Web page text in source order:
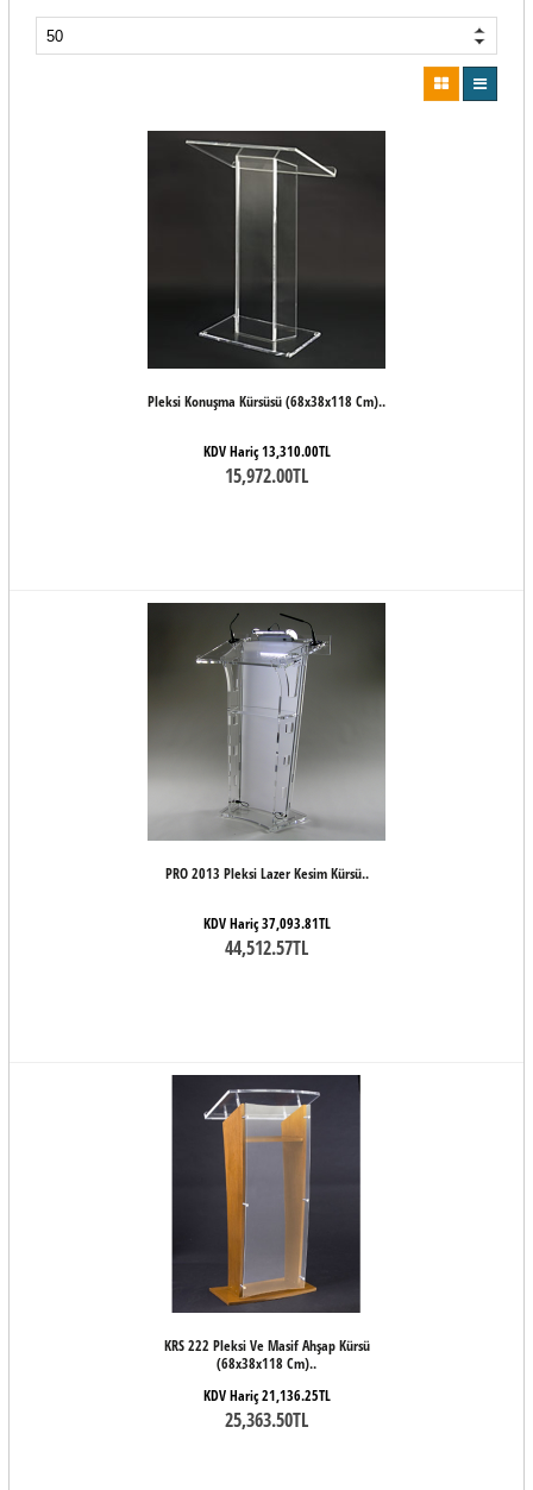
Pleksi Konuşma Kürsüsü (68x38x118 Cm)..
KDV Hariç 13,310.00TL
15,972.00TL
PRO 2013 Pleksi Lazer Kesim Kürsü..
KDV Hariç 37,093.81TL
44,512.57TL
KRS 222 Pleksi Ve Masif Ahşap Kürsü
(68x38x118 Cm)..
KDV Hariç 21,136.25TL
25,363.50TL